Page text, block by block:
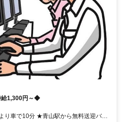
給1,300円～◆
り車で10分 ★青山駅から無料送迎バス